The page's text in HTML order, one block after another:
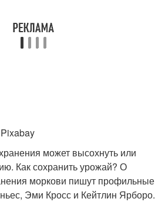
может высохнуть или
Как сохранить урожай? О
моркови пишут профильные
Эми Кросс и Кейтлин Ярборо.